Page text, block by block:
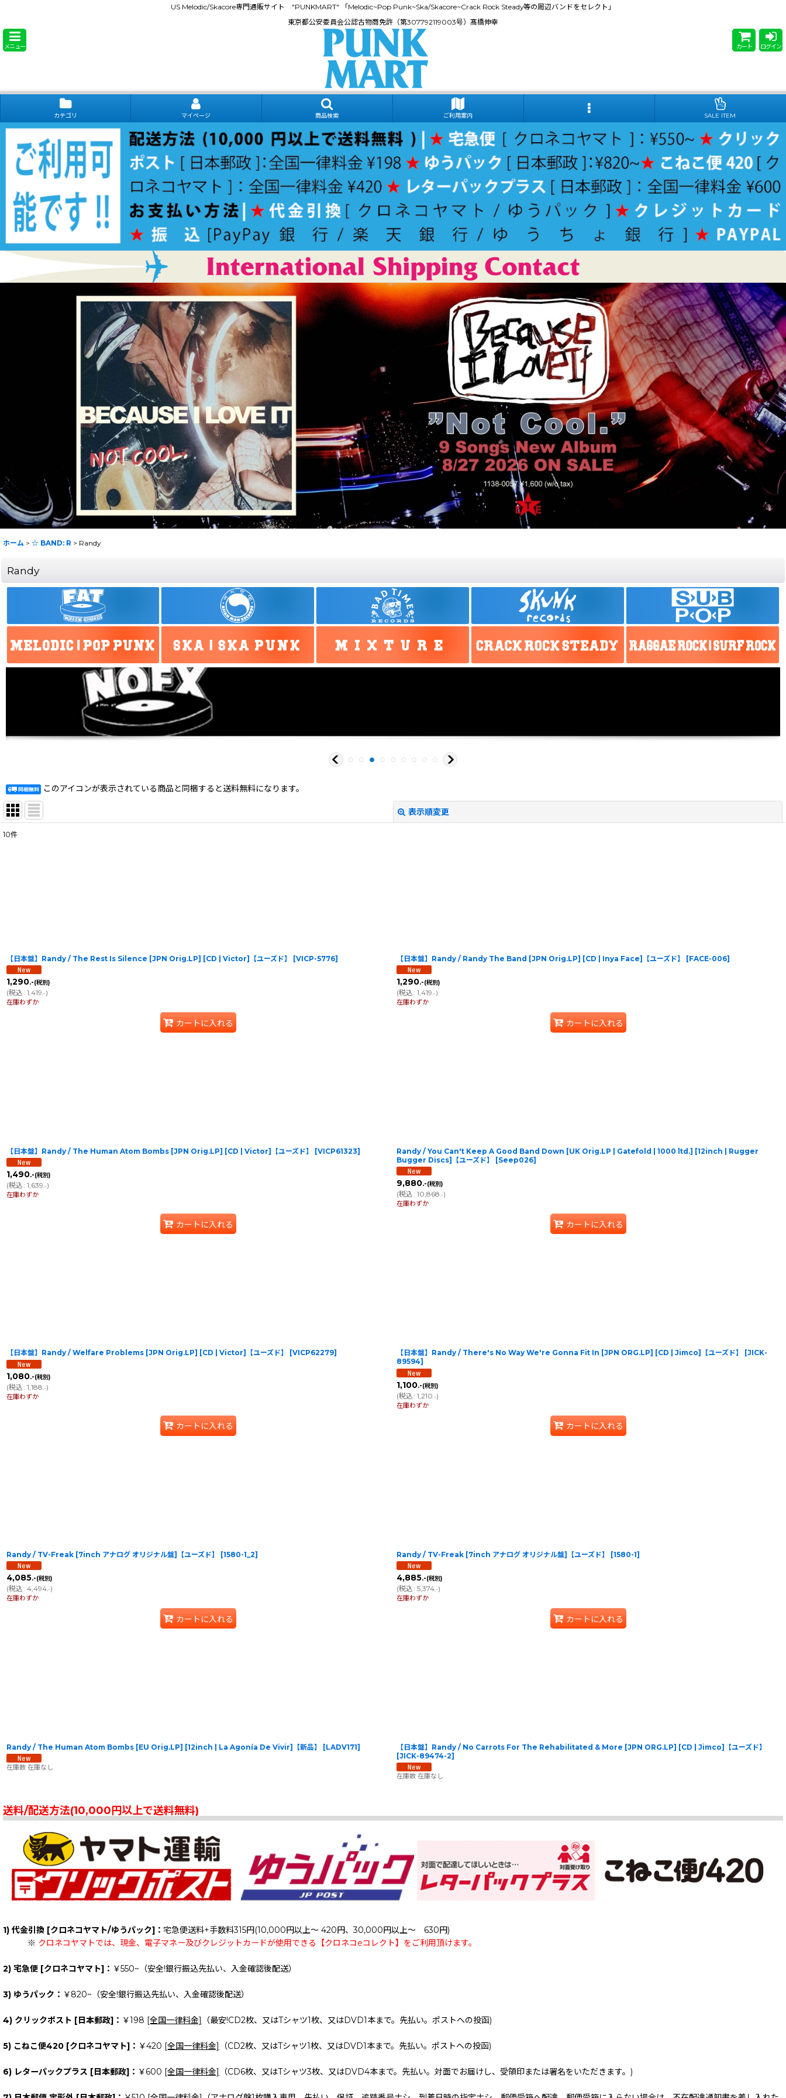
US Melodic/Skacore専門通販サイト "PUNKMART" 「Melodic~Pop Punk~Ska/Skacore~Crack Rock Steady等の周辺バンドをセレクト」
東京都公安委員会公認古物商免許（第307792119003号）髙橋伸幸
メニュー カート ログイン
カテゴリ マイページ 商品検索 ご利用案内 SALE ITEM
ホーム > ☆ BAND: R > Randy
Randy
このアイコンが表示されている商品と同梱すると送料無料になります。
表示順変更
10件
【日本盤】Randy / The Rest Is Silence [JPN Orig.LP] [CD | Victor]【ユーズド】 [VICP-5776]
1,290.-(税別)
(税込: 1,419.-)
在庫わずか
カートに入れる
【日本盤】Randy / Randy The Band [JPN Orig.LP] [CD | Inya Face]【ユーズド】 [FACE-006]
1,290.-(税別)
(税込: 1,419.-)
在庫わずか
カートに入れる
【日本盤】Randy / The Human Atom Bombs [JPN Orig.LP] [CD | Victor]【ユーズド】 [VICP61323]
1,490.-(税別)
(税込: 1,639.-)
在庫わずか
カートに入れる
Randy / You Can't Keep A Good Band Down [UK Orig.LP | Gatefold | 1000 ltd.] [12inch | Rugger
Bugger Discs]【ユーズド】
[Seep026]
9,880.-(税別)
(税込: 10,868.-)
在庫わずか
カートに入れる
【日本盤】Randy / Welfare Problems [JPN Orig.LP] [CD | Victor]【ユーズド】 [VICP62279]
1,080.-(税別)
(税込: 1,188.-)
在庫わずか
カートに入れる
【日本盤】Randy / There's No Way We're Gonna Fit In [JPN ORG.LP] [CD | Jimco]【ユーズド】 [JICK-
89594]
1,100.-(税別)
(税込: 1,210.-)
在庫わずか
カートに入れる
Randy / TV-Freak [7inch アナログ オリジナル盤]【ユーズド】 [1580-1_2]
4,085.-(税別)
(税込: 4,494.-)
在庫わずか
カートに入れる
Randy / TV-Freak [7inch アナログ オリジナル盤]【ユーズド】 [1580-1]
4,885.-(税別)
(税込: 5,374.-)
在庫わずか
カートに入れる
Randy / The Human Atom Bombs [EU Orig.LP] [12inch | La Agonía De Vivir]【新品】 [LADV171]
在庫数 在庫なし
【日本盤】Randy / No Carrots For The Rehabilitated & More [JPN ORG.LP] [CD | Jimco]【ユーズド】
[JICK-89474-2]
在庫数 在庫なし
送料/配送方法(10,000円以上で送料無料)
1) 代金引換 [クロネコヤマト/ゆうパック]： 宅急便送料+手数料315円(10,000円以上～ 420円、30,000円以上～ 630円)
※ クロネコヤマトでは、現金、電子マネー及びクレジットカードが使用できる【クロネコeコレクト】をご利用頂けます。
2) 宅急便 [クロネコヤマト]： ￥550~（安全!銀行振込先払い、入金確認後配送）
3) ゆうパック： ￥820~（安全!銀行振込先払い、入金確認後配送）
4) クリックポスト [日本郵政]： ￥198 [全国一律料金] （最安!CD2枚、又はTシャツ1枚、又はDVD1本まで。先払い。ポストへの投函)
5) こねこ便420 [クロネコヤマト]： ￥420 [全国一律料金] （CD2枚、又はTシャツ1枚、又はDVD1本まで。先払い。ポストへの投函)
6) レターパックプラス [日本郵政]： ￥600 [全国一律料金] （CD6枚、又はTシャツ3枚、又はDVD4本まで。先払い。対面でお届けし、受領印または署名をいただきます。)